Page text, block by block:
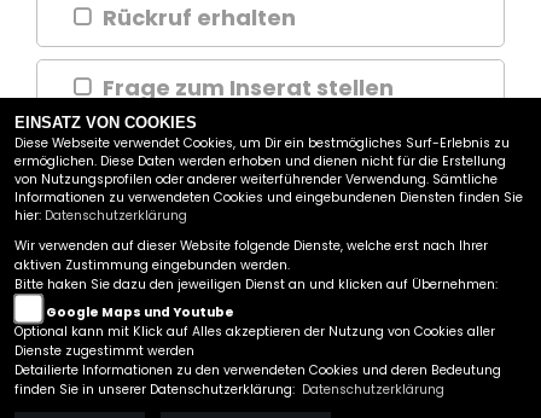
Rückruf erhalten
Frage zum Inserat stellen
WEITER
SW MOTO GMBH
INDUSTRIEZEILE 13A
5280 BRAUNAU AM INN
TEL.:+43 7722 / 64875
Kontakt|Datenschutzbestimmungen|Impressum|
AGB|Disclaimer|
EINSATZ VON COOKIES
Diese Webseite verwendet Cookies, um Dir ein bestmögliches Surf-Erlebnis zu
ermöglichen. Diese Daten werden erhoben und dienen nicht für die Erstellung
von Nutzungsprofilen oder anderer weiterführender Verwendung. Sämtliche
Informationen zu verwendeten Cookies und eingebundenen Diensten finden Sie
hier: Datenschutzerklärung
Wir verwenden auf dieser Website folgende Dienste, welche erst nach Ihrer
aktiven Zustimmung eingebunden werden.
Bitte haken Sie dazu den jeweiligen Dienst an und klicken auf Übernehmen:
Google Maps und Youtube
Optional kann mit Klick auf Alles akzeptieren der Nutzung von Cookies aller
Dienste zugestimmt werden
Detailierte Informationen zu den verwendeten Cookies und deren Bedeutung
finden Sie in unserer Datenschutzerklärung: Datenschutzerklärung